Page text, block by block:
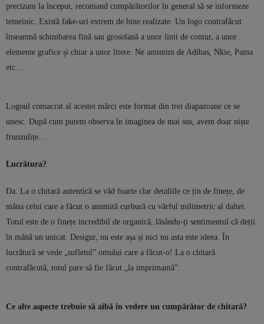
precizam la început, recomand cumpărătorilor în general să se informeze
temeinic. Există fake-uri extrem de bine realizate. Un logo contrafăcut
înseamnă schimbarea fină sau grosolană a unor linii de contur, a unor
elemente grafice și chiar a unor litere. Ne amintim de Adibas, Nkie, Pama
etc…
Logoul consacrat al acestei mărci este format din trei diapazoane ce se
unesc. După cum putem observa în imaginea de mai sus, avem doar niște
frunzulițe…
Lucrătura?
Da. La o chitară autentică se văd foarte clar detaliile ce țin de finețe, de
mâna celui care a făcut o anumită curbură cu vârful milimetric al daltei.
Totul este de o finețe incredibil de organică, lăsându-ți sentimentul că deții
în mână un unicat. Desigur, nu este așa și nici nu asta este ideea. În
lucrătură se vede „sufletul” omului care a făcut-o! La o chitară
contrafăcută, totul pare să fie făcut „la imprimantă”.
Ce alte aspecte trebuie să aibă în vedere un cumpărător de chitară?